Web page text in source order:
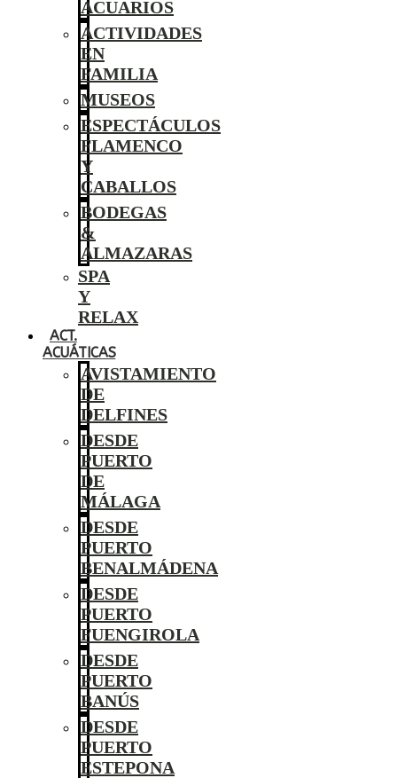
ACUARIOS
ACTIVIDADES
EN
FAMILIA
MUSEOS
ESPECTÁCULOS
FLAMENCO
Y
CABALLOS
BODEGAS
&
ALMAZARAS
SPA
Y
RELAX
ACT.
ACUÁTICAS
AVISTAMIENTO
DE
DELFINES
DESDE
PUERTO
DE
MÁLAGA
DESDE
PUERTO
BENALMÁDENA
DESDE
PUERTO
FUENGIROLA
DESDE
PUERTO
BANÚS
DESDE
PUERTO
ESTEPONA